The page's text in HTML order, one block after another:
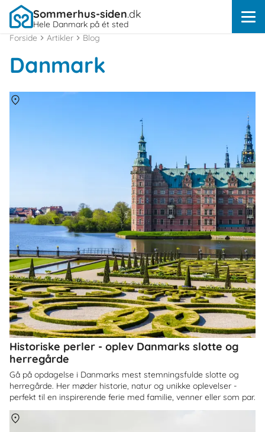
Sommerhus-siden.dk
Hele Danmark på ét sted
Forside
Artikler Blog
Danmark
Historiske perler - oplev Danmarks slotte og
herregårde
Gå på opdagelse i Danmarks mest stemningsfulde slotte og
herregårde. Her møder historie, natur og unikke oplevelser -
perfekt til en inspirerende ferie med familie, venner eller som par.